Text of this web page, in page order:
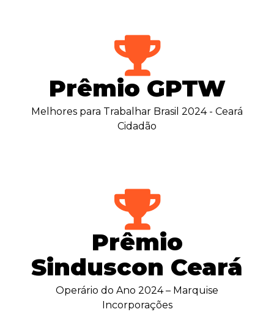
Prêmio GPTW
Melhores para Trabalhar Brasil 2024 - Ceará
Cidadão
Prêmio
Sinduscon Ceará
Operário do Ano 2024 – Marquise
Incorporações